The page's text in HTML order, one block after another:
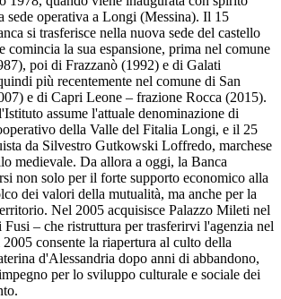
sede operativa a Longi (Messina). Il 15
si trasferisce nella nuova sede del castello
comincia la sua espansione, prima nel comune
poi di Frazzanò (1992) e di Galati
più recentemente nel comune di San
e di Capri Leone – frazione Rocca (2015).
assume l'attuale denominazione di
della Valle del Fitalia Longi, e il 25
da Silvestro Gutkowski Loffredo, marchese
medievale. Da allora a oggi, la Banca
non solo per il forte supporto economico alla
dei valori della mutualità, ma anche per la
Nel 2005 acquisisce Palazzo Mileti nel
– che ristruttura per trasferirvi l'agenzia nel
consente la riapertura al culto della
d'Alessandria dopo anni di abbandono,
per lo sviluppo culturale e sociale dei